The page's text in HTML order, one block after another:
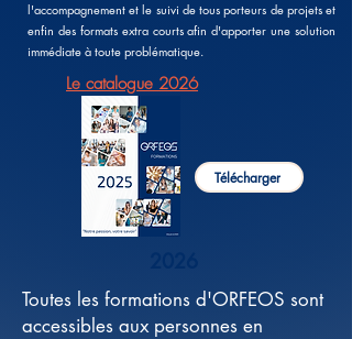
l'accompagnement et le suivi de tous porteurs de projets et
enfin des formats extra courts afin d'apporter une solution
immédiate à toute problématique.
Le catalogue 2026
Télécharger
Toutes les formations d'ORFEOS sont
accessibles aux personnes en